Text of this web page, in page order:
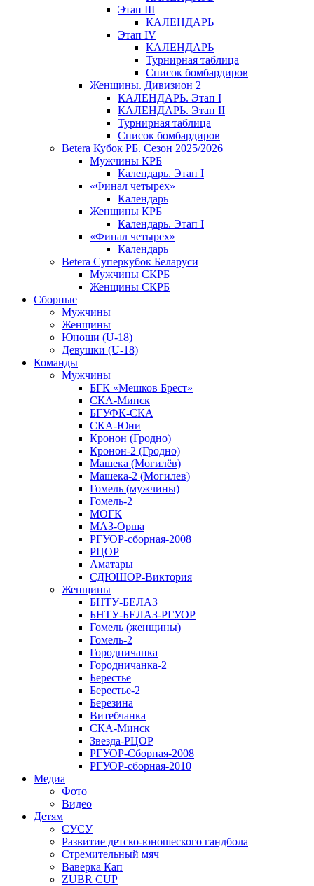
Этап III
КАЛЕНДАРЬ
Этап IV
КАЛЕНДАРЬ
Турнирная таблица
Список бомбардиров
Женщины. Дивизион 2
КАЛЕНДАРЬ. Этап I
КАЛЕНДАРЬ. Этап II
Турнирная таблица
Список бомбардиров
Betera Кубок РБ. Сезон 2025/2026
Мужчины КРБ
Календарь. Этап I
«Финал четырех»
Календарь
Женщины КРБ
Календарь. Этап I
«Финал четырех»
Календарь
Betera Суперкубок Беларуси
Мужчины СКРБ
Женщины СКРБ
Сборные
Мужчины
Женщины
Юноши (U-18)
Девушки (U-18)
Команды
Мужчины
БГК «Мешков Брест»
СКА-Минск
БГУФК-СКА
СКА-Юни
Кронон (Гродно)
Кронон-2 (Гродно)
Машека (Могилёв)
Машека-2 (Могилев)
Гомель (мужчины)
Гомель-2
МОГК
МАЗ-Орша
РГУОР-сборная-2008
РЦОР
Аматары
СДЮШОР-Виктория
Женщины
БНТУ-БЕЛАЗ
БНТУ-БЕЛАЗ-РГУОР
Гомель (женщины)
Гомель-2
Городничанка
Городничанка-2
Берестье
Берестье-2
Березина
Витебчанка
СКА-Минск
Звезда-РЦОР
РГУОР-Сборная-2008
РГУОР-сборная-2010
Медиа
Фото
Видео
Детям
СУСУ
Развитие детско-юношеского гандбола
Стремительный мяч
Ваверка Кап
ZUBR CUP